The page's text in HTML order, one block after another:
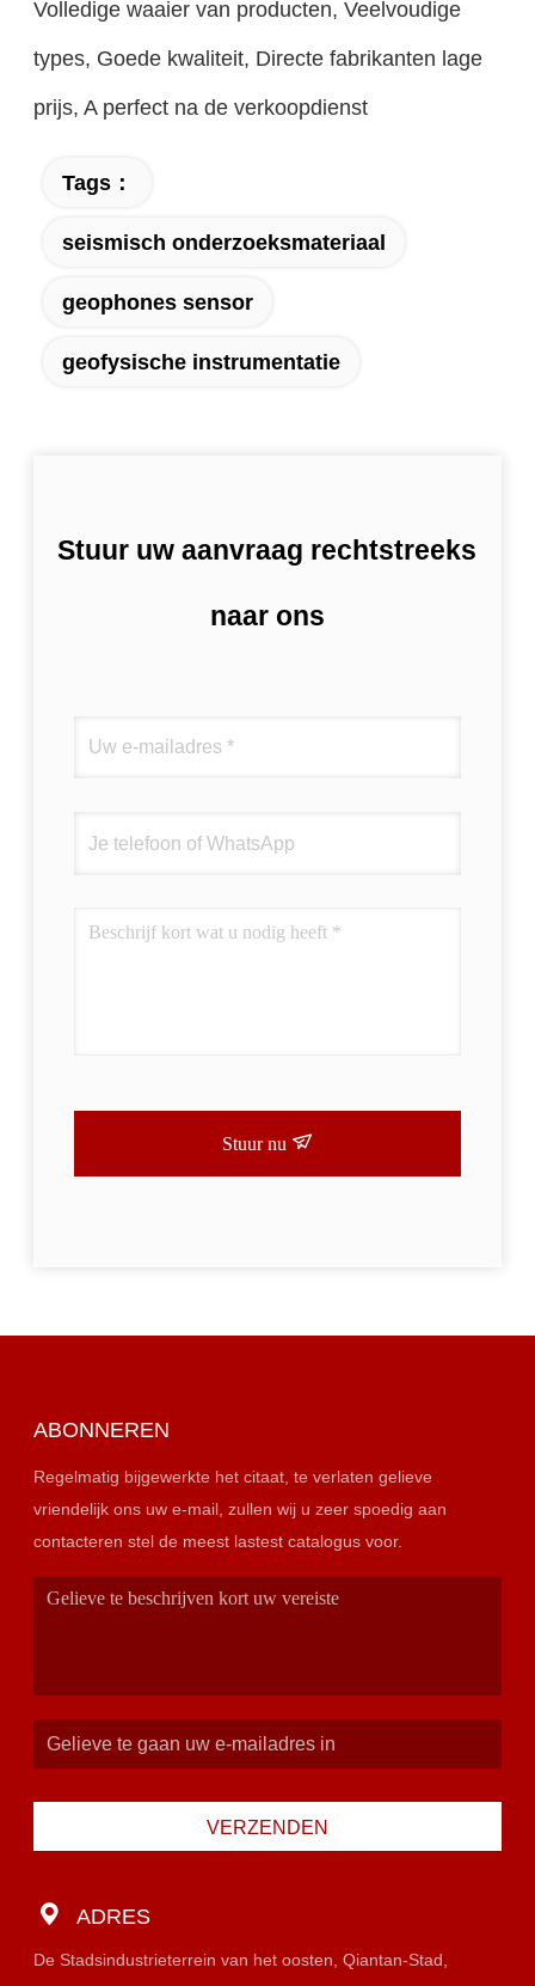
Volledige waaier van producten, Veelvoudige
types, Goede kwaliteit, Directe fabrikanten lage
prijs, A perfect na de verkoopdienst
Tags：
seismisch onderzoeksmateriaal
geophones sensor
geofysische instrumentatie
Stuur uw aanvraag rechtstreeks
naar ons
Stuur nu
ABONNEREN
Regelmatig bijgewerkte het citaat, te verlaten gelieve
vriendelijk ons uw e-mail, zullen wij u zeer spoedig aan
contacteren stel de meest lastest catalogus voor.
VERZENDEN
ADRES
De Stadsindustrieterrein van het oosten, Qiantan-Stad,